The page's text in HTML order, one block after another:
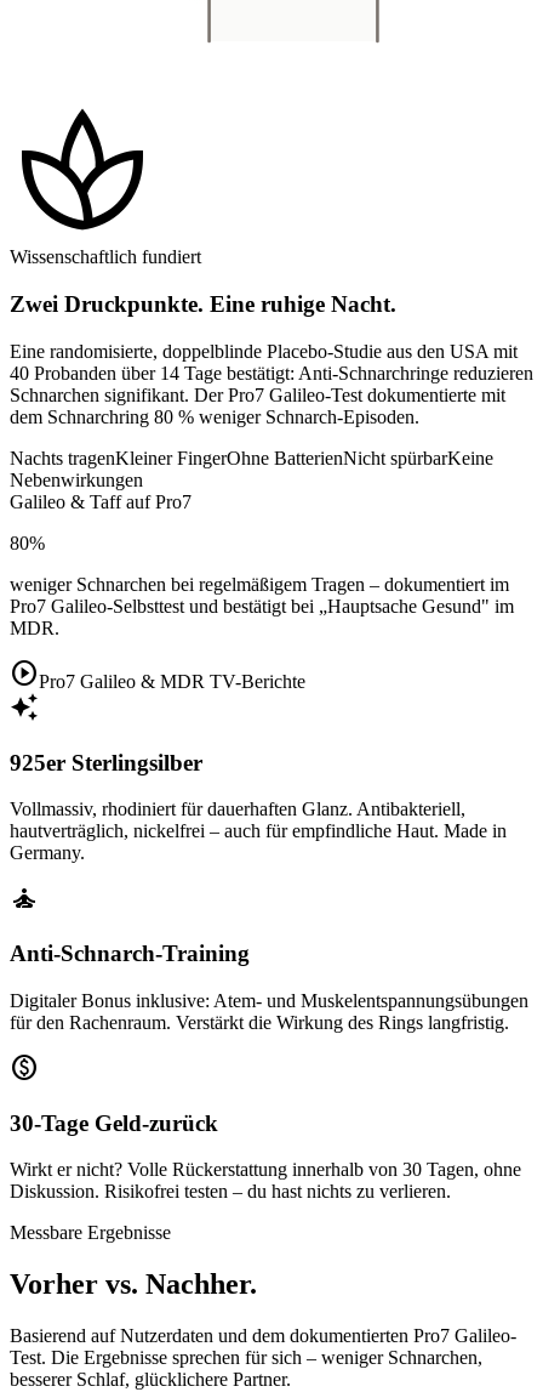
spa
Wissenschaftlich fundiert
Zwei Druckpunkte. Eine ruhige Nacht.
Eine randomisierte, doppelblinde Placebo-Studie aus den USA mit
40 Probanden über 14 Tage bestätigt: Anti-Schnarchringe reduzieren
Schnarchen signifikant. Der Pro7 Galileo-Test dokumentierte mit
dem Schnarchring 80 % weniger Schnarch-Episoden.
Nachts tragenKleiner FingerOhne BatterienNicht spürbarKeine
Nebenwirkungen
Galileo & Taff auf Pro7
80%
weniger Schnarchen bei regelmäßigem Tragen – dokumentiert im
Pro7 Galileo-Selbsttest und bestätigt bei „Hauptsache Gesund" im
MDR.
play_circlePro7 Galileo & MDR TV-Berichte
auto_awesome
925er Sterlingsilber
Vollmassiv, rhodiniert für dauerhaften Glanz. Antibakteriell,
hautverträglich, nickelfrei – auch für empfindliche Haut. Made in
Germany.
self_improvement
Anti-Schnarch-Training
Digitaler Bonus inklusive: Atem- und Muskelentspannungsübungen
für den Rachenraum. Verstärkt die Wirkung des Rings langfristig.
paid
30-Tage Geld-zurück
Wirkt er nicht? Volle Rückerstattung innerhalb von 30 Tagen, ohne
Diskussion. Risikofrei testen – du hast nichts zu verlieren.
Messbare Ergebnisse
Vorher vs. Nachher.
Basierend auf Nutzerdaten und dem dokumentierten Pro7 Galileo-
Test. Die Ergebnisse sprechen für sich – weniger Schnarchen,
besserer Schlaf, glücklichere Partner.